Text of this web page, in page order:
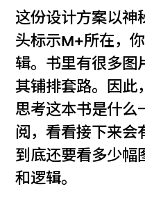
这份设计方案以神
头标示M+所在，
辑。书里有很多图
其铺排套路。因此
思考这本书是什么
阅，看看接下来会
到底还要看多少幅
和逻辑。